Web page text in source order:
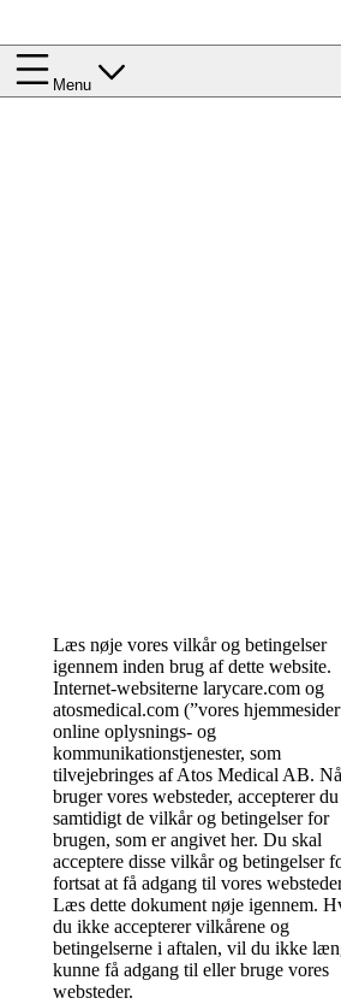
Menu
Læs nøje vores vilkår og betingelser
igennem inden brug af dette website.
Internet-websiterne larycare.com og
atosmedical.com (”vores
online oplysnings- og
kommunikationstjenester, som
tilvejebringes af Atos Medical AB.
bruger vores websteder, accepterer du
samtidigt de vilkår og betingelser for
brugen, som er angivet her. Du skal
acceptere disse vilkår og betingelser
fortsat at få adgang til vores
Læs dette dokument nøje igennem.
du ikke accepterer vilkårene og
betingelserne i aftalen, vil du ikke
kunne få adgang til eller bruge vores
websteder.